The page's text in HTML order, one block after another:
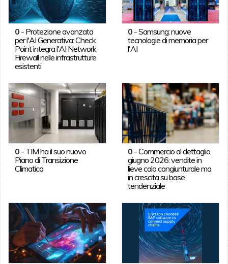
0- Protezione avanzata
per l'AI Generativa: Check
Point integra l'AI Network
Firewall nelle infrastrutture
esistenti
0 -Samsung: nuove
tecnologie di memoria per
l'AI
0- TIM ha il suo nuovo
Piano di Transizione
Climatica
0 -Commercio al dettaglio,
giugno 2026: vendite in
lieve calo congiunturale ma
in crescita su base
tendenziale